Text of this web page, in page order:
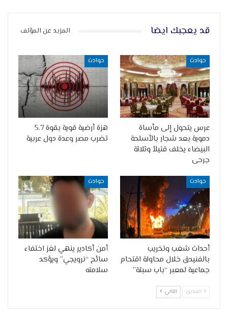
قد يعجبك ايضا المزيد عن المؤلف
حوادث
عرس يتحول إلى مأساة
دموية بعد شجار بالأسلحة
البيضاء يخلف قتيلاً وثلاثة
جرحى
حوادث
هزة أرضية قوية بقوة 5.7
تضرب مصر وعدة دول عربية
حوادث
أحداث شغب وتخريب
بالفنيدق خلال محاولة اقتحام
جماعية لمعبر “باب سبتة”
حوادث
أمن أكادير ينهي لغز اختفاء
سائح “نرويجي” ويؤكد
سلامته
السابق التالي